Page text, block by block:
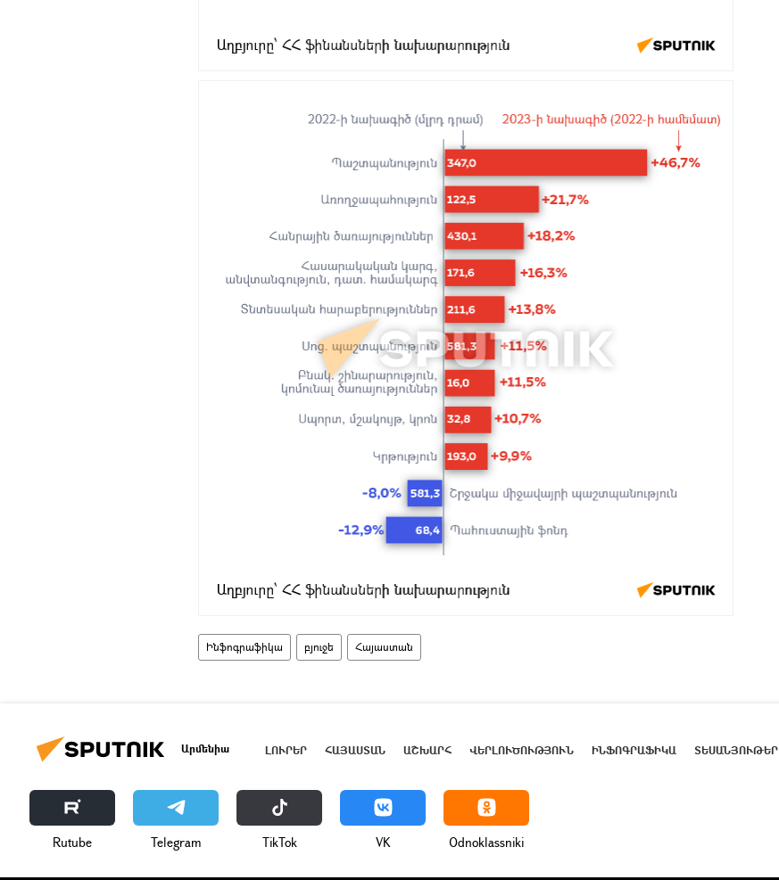
Ինֆոգրաֆիկա բյուջե Հայաստան
Արմենիա ԼՈՒՐԵՐ ՀԱՅԱՍՏԱՆ ԱՇԽԱՐՀ ՎԵՐԼՈՒԾՈՒԹՅՈՒՆ ԻՆՖՈԳՐԱՖԻԿԱ ՏԵՍԱՆՅՈՒԹԵՐ
Rutube Telegram ТikТоk VK Odnoklassniki